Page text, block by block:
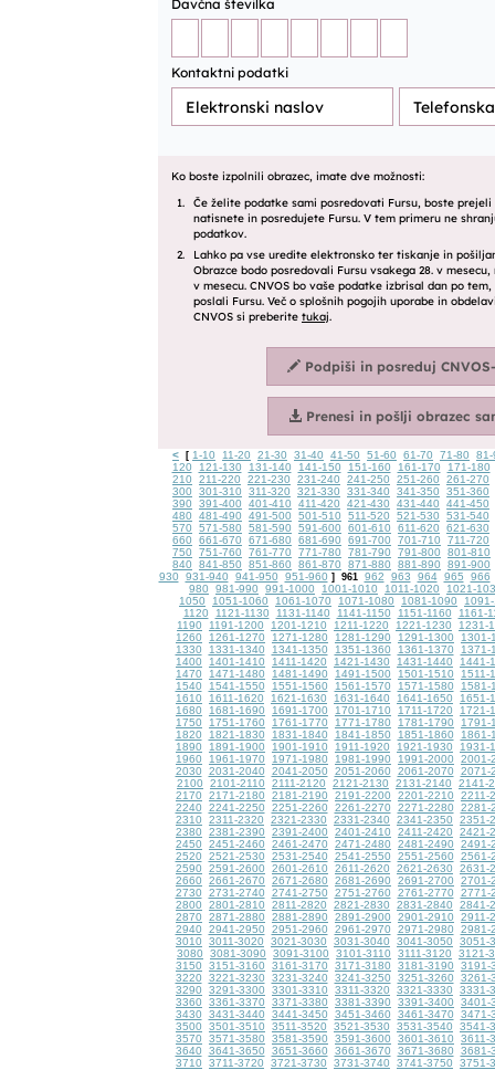
< [ 1-10 11-20 21-30 31-40 41-50 51-60 61-70 71-80
81-
120
121-130 131-140 141-150 151-160 161-170
171-180
210
211-220 221-230 231-240 241-250 251-260
261-270
300
301-310 311-320 321-330 331-340 341-350
351-360
390
391-400 401-410 411-420 421-430 431-440
441-450
480
481-490 491-500 501-510 511-520 521-530
531-540
570
571-580 581-590 591-600 601-610 611-620
621-630
660
661-670 671-680 681-690 691-700 701-710
711-720
750
751-760 761-770 771-780 781-790 791-800
801-810
840
841-850 851-860 861-870 871-880 881-890
891-900
930
931-940 941-950 951-960 ] 961 962 963 964 965
966
980
981-990 991-1000 1001-1010 1011-1020
1021-
1050
1051-1060 1061-1070 1071-1080 1081-1090
1120
1121-1130 1131-1140 1141-1150 1151-1160
1161-
1190
1191-1200 1201-1210 1211-1220 1221-1230
1231-
1260
1261-1270 1271-1280 1281-1290 1291-1300
1301-
1330
1331-1340 1341-1350 1351-1360 1361-1370
1371-
1400
1401-1410 1411-1420 1421-1430 1431-1440
1441-
1470
1471-1480 1481-1490 1491-1500 1501-1510
1511-
1540
1541-1550 1551-1560 1561-1570 1571-1580
1581-
1610
1611-1620 1621-1630 1631-1640 1641-1650
1651-
1680
1681-1690 1691-1700 1701-1710 1711-1720
1721-
1750
1751-1760 1761-1770 1771-1780 1781-1790
1791-
1820
1821-1830 1831-1840 1841-1850 1851-1860
1861-
1890
1891-1900 1901-1910 1911-1920 1921-1930
1931-
1960
1961-1970 1971-1980 1981-1990 1991-2000
2001-
2030
2031-2040 2041-2050 2051-2060 2061-2070
2071-
2100
2101-2110 2111-2120 2121-2130 2131-2140
2141-
2170
2171-2180 2181-2190 2191-2200 2201-2210
2211-
2240
2241-2250 2251-2260 2261-2270 2271-2280
2281-
2310
2311-2320 2321-2330 2331-2340 2341-2350
2351-
2380
2381-2390 2391-2400 2401-2410 2411-2420
2421-
2450
2451-2460 2461-2470 2471-2480 2481-2490
2491-
2520
2521-2530 2531-2540 2541-2550 2551-2560
2561-
2590
2591-2600 2601-2610 2611-2620 2621-2630
2631-
2660
2661-2670 2671-2680 2681-2690 2691-2700
2701-
2730
2731-2740 2741-2750 2751-2760 2761-2770
2771-
2800
2801-2810 2811-2820 2821-2830 2831-2840
2841-
2870
2871-2880 2881-2890 2891-2900 2901-2910
2911-
2940
2941-2950 2951-2960 2961-2970 2971-2980
2981-
3010
3011-3020 3021-3030 3031-3040 3041-3050
3051-
3080
3081-3090 3091-3100 3101-3110 3111-3120
3121-
3150
3151-3160 3161-3170 3171-3180 3181-3190
3191-
3220
3221-3230 3231-3240 3241-3250 3251-3260
3261-
3290
3291-3300 3301-3310 3311-3320 3321-3330
3331-
3360
3361-3370 3371-3380 3381-3390 3391-3400
3401-
3430
3431-3440 3441-3450 3451-3460 3461-3470
3471-
3500
3501-3510 3511-3520 3521-3530 3531-3540
3541-
3570
3571-3580 3581-3590 3591-3600 3601-3610
3611-
3640
3641-3650 3651-3660 3661-3670 3671-3680
3681-
3710
3711-3720 3721-3730 3731-3740 3741-3750
3751-